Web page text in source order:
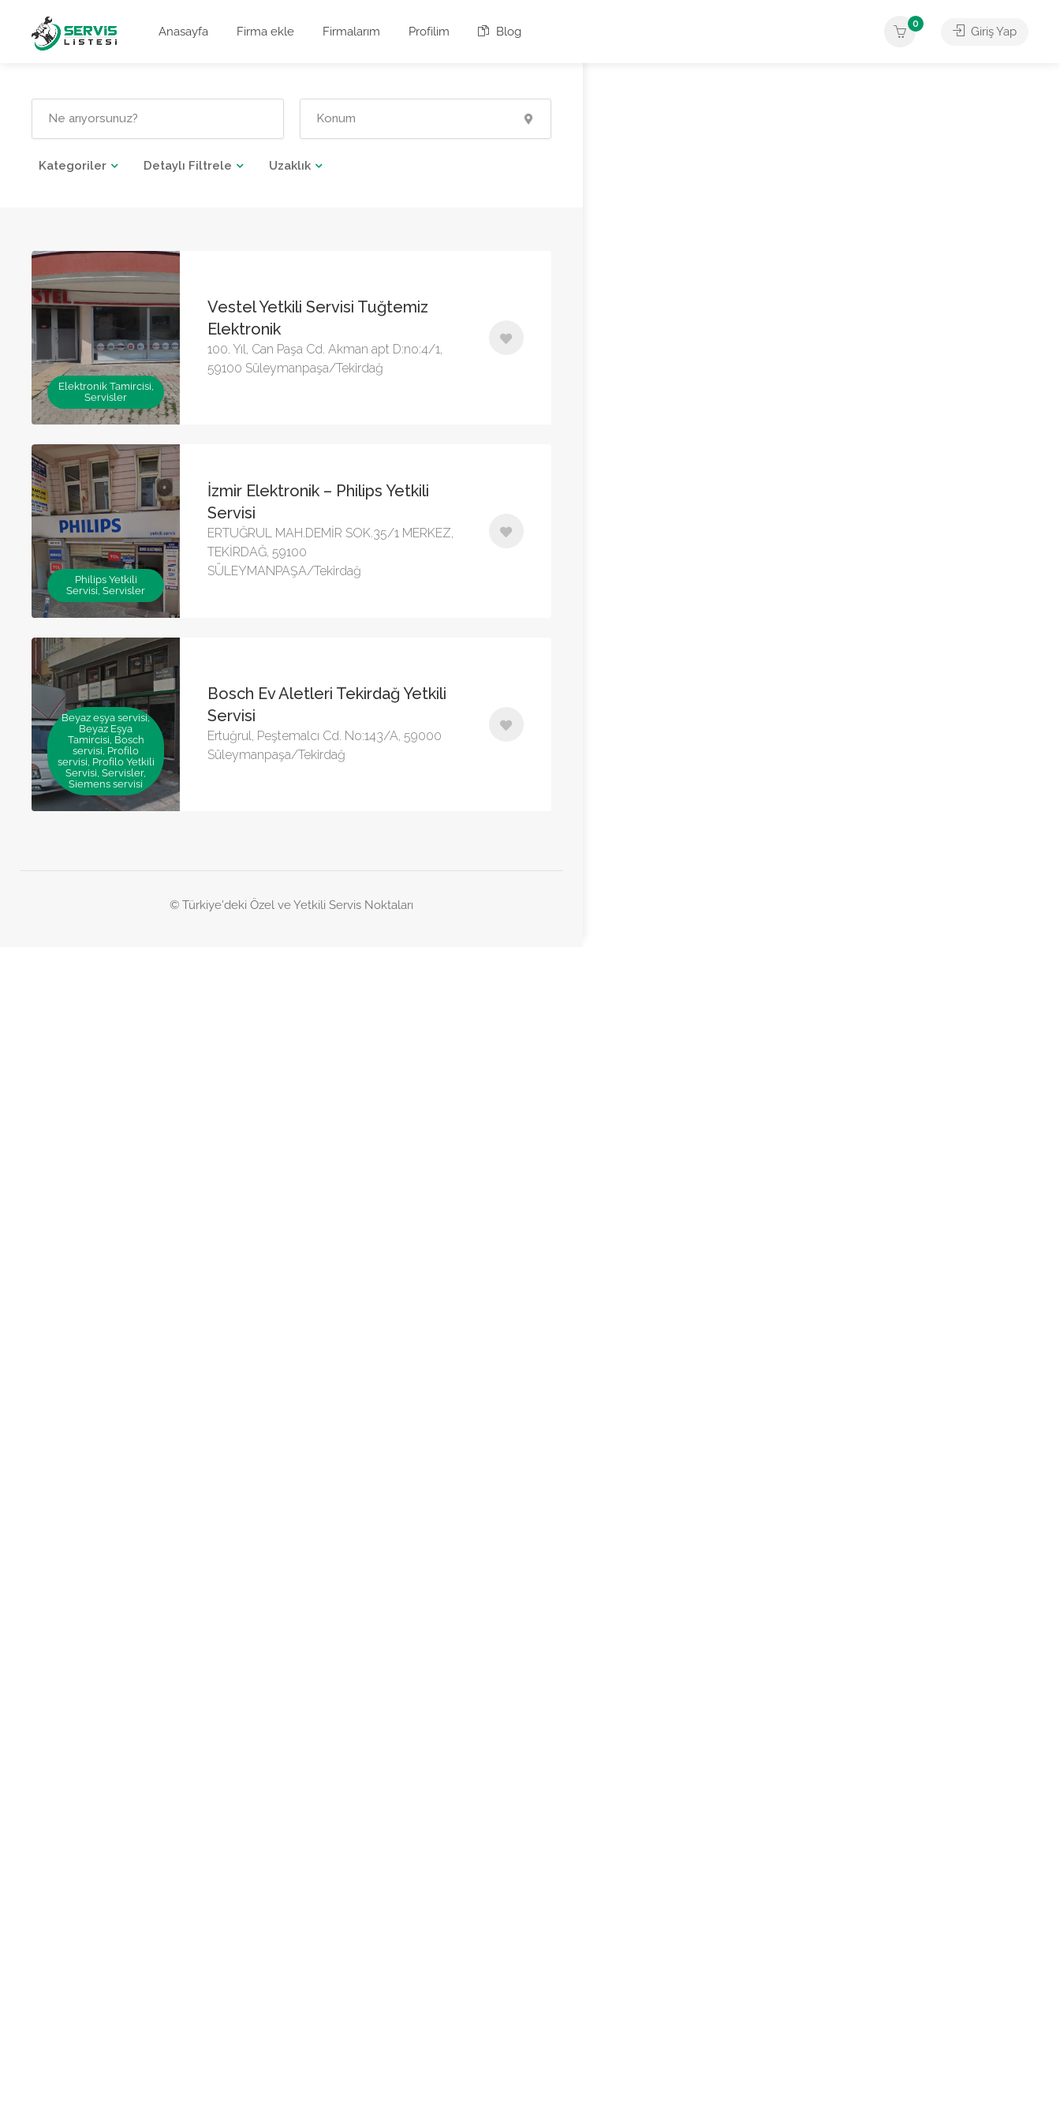
Anasayfa Firma ekle Firmalarım Profilim Blog
0
Giriş Yap
Kategoriler Detaylı Filtrele Uzaklık
Elektronik Tamircisi,
Servisler
Vestel Yetkili Servisi Tuğtemiz
Elektronik
100. Yıl, Can Paşa Cd. Akman apt D:no:4/1,
59100 Süleymanpaşa/Tekirdağ
Philips Yetkili
Servisi, Servisler
İzmir Elektronik – Philips Yetkili
Servisi
ERTUĞRUL MAH.DEMİR SOK.35/1 MERKEZ,
TEKİRDAĞ, 59100
SÜLEYMANPAŞA/Tekirdağ
Beyaz eşya servisi,
Beyaz Eşya
Tamircisi, Bosch
servisi, Profilo
servisi, Profilo Yetkili
Servisi, Servisler,
Siemens servisi
Bosch Ev Aletleri Tekirdağ Yetkili
Servisi
Ertuğrul, Peştemalcı Cd. No:143/A, 59000
Süleymanpaşa/Tekirdağ
© Türkiye'deki Özel ve Yetkili Servis Noktaları